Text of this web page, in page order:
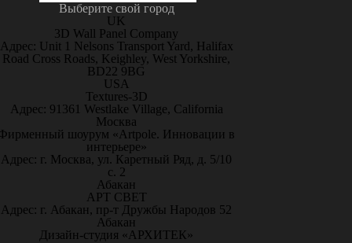
Выберите свой город
UK
3D Wall Panel Company
Адрес: Unit 1 Nelsons Transport Yard, Halifax
Road Cross Roads, Keighley, West Yorkshire,
BD22 9BG
USA
Textures-3D
Адрес: 91361 Westlake Village, California
Москва
шоурум «Artpole. Инновации в
интерьере»
Адрес: г. Москва, ул. Каретный Ряд, д. 5/10
с. 2
Абакан
АРТ СВЕТ
Адрес: г. Абакан, пр-т Дружбы Народов 52
Абакан
Дизайн-студия «АРХИТЕК»